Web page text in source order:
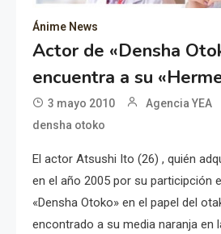
Ánime News
Actor de «Densha
encuentra a su
3 mayo 2010 Agencia YEA
densha otoko
El actor Atsushi Ito (26) , quién
en el año 2005 por su participción
«Densha Otoko» en el papel del
encontrado a su media naranja en